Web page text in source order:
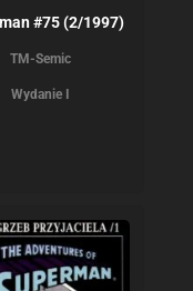
#75 (2/1997)
TM-Semic
Wydanie I